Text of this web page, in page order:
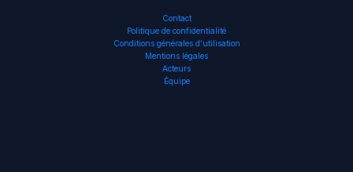
Contact
Politique de confidentialité
Conditions générales d’utilisation
Mentions légales
Acteurs
Équipe